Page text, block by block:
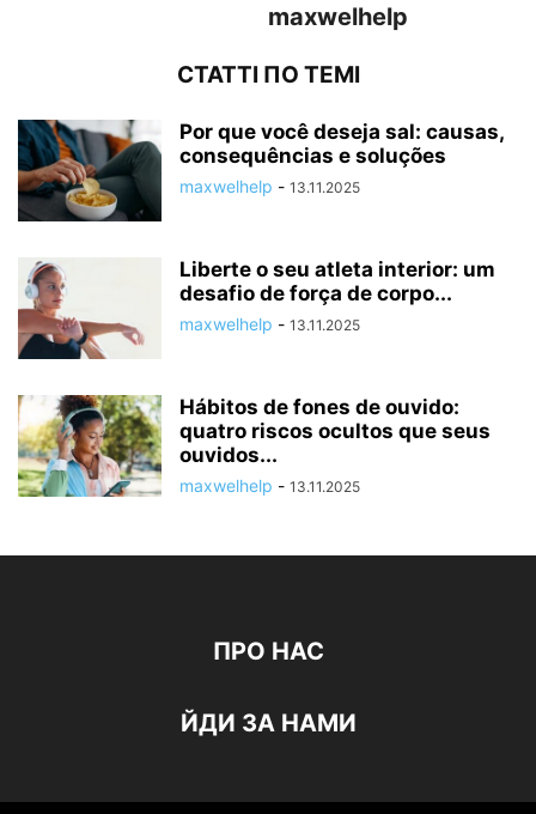
maxwelhelp
СТАТТІ ПО ТЕМІ
Por que você deseja sal: causas,
consequências e soluções
maxwelhelp - 13.11.2025
Liberte o seu atleta interior: um
desafio de força de corpo...
maxwelhelp - 13.11.2025
Hábitos de fones de ouvido:
quatro riscos ocultos que seus
ouvidos...
maxwelhelp - 13.11.2025
ПРО НАС
ЙДИ ЗА НАМИ